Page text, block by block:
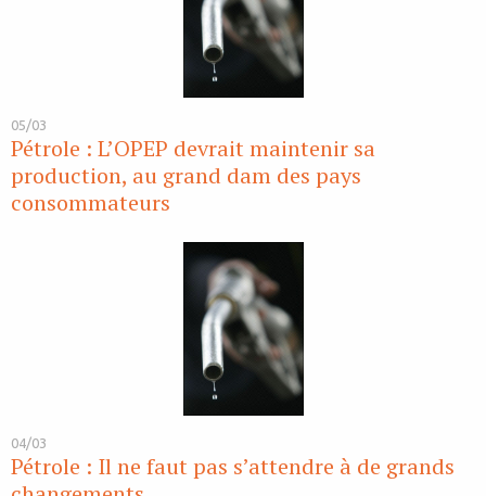
05/03
Pétrole : L’OPEP devrait maintenir sa
production, au grand dam des pays
consommateurs
04/03
Pétrole : Il ne faut pas s’attendre à de grands